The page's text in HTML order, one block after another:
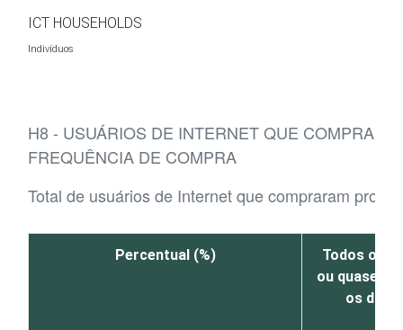
ICT HOUSEHOLDS
Indivíduos
H8 - USUÁRIOS DE INTERNET QUE
FREQUÊNCIA DE COMPRA
Total de usuários de Internet que compraram
Percentual (%)
Todos os
ou quase
os dias